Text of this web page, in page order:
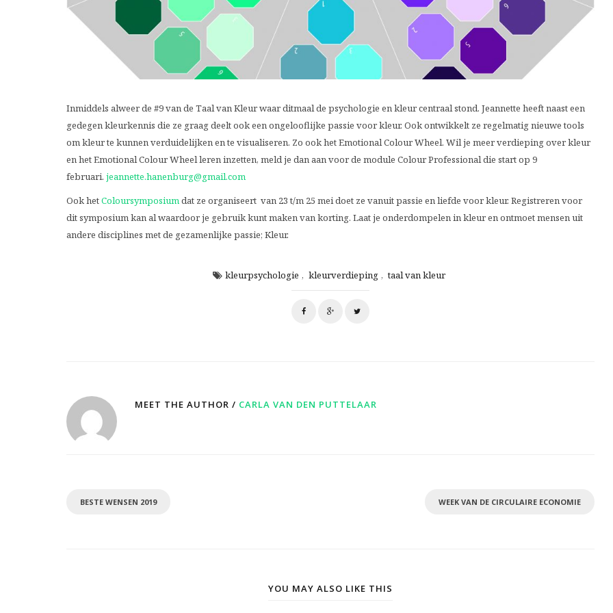
Inmiddels alweer de #9 van de Taal van Kleur waar ditmaal de psychologie en kleur centraal stond. Jeannette heeft naast een
gedegen kleurkennis die ze graag deelt ook een ongelooflijke passie voor kleur. Ook ontwikkelt ze regelmatig nieuwe tools
om kleur te kunnen verduidelijken en te visualiseren. Zo ook het Emotional Colour Wheel. Wil je meer verdieping over kleur
en het Emotional Colour Wheel leren inzetten, meld je dan aan voor de module Colour Professional die start op 9
februari. jeannette.hanenburg@gmail.com
Ook hetColoursymposiumdat ze organiseert van 23 t/m 25 mei doet ze vanuit passie en liefde voor kleur. Registreren voor
dit symposium kan al waardoor je gebruik kunt maken van korting. Laat je onderdompelen in kleur en ontmoet mensen uit
andere disciplines met de gezamenlijke passie; Kleur.
kleurpsychologie , kleurverdieping , taal van kleur
MEET THE AUTHOR / CARLA VAN DEN PUTTELAAR
BESTE WENSEN 2019 WEEK VAN DE CIRCULAIRE ECONOMIE
YOU MAY ALSO LIKE THIS